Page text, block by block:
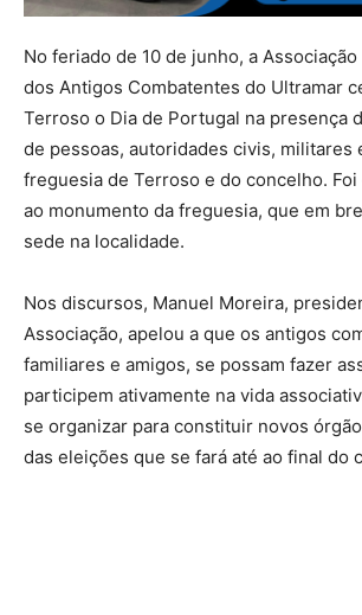
No feriado de 10 de junho, a
dos Antigos Combatentes do Ultramar
Terroso o Dia de Portugal na presença
de pessoas, autoridades civis, militares
freguesia de Terroso e do concelho.
ao monumento da freguesia, que em
sede na localidade.
Nos discursos, Manuel Moreira,
Associação, apelou a que os antigos
familiares e amigos, se possam fazer
participem ativamente na vida
se organizar para constituir novos
das eleições que se fará até ao final do